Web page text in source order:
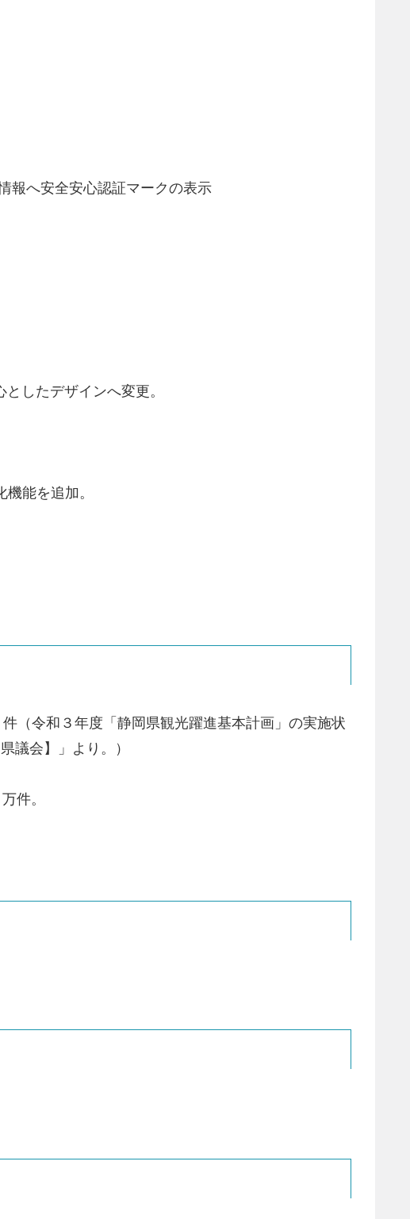
報へ安全安心認証マークの表示
したデザインへ変更。
能を追加。
（令和３年度「静岡県観光躍進基本計画」の実施状
議会】」より。）
件。